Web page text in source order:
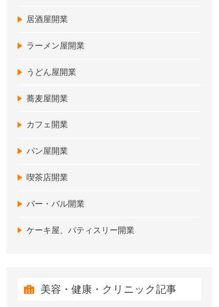
居酒屋開業
ラーメン屋開業
うどん屋開業
蕎麦屋開業
カフェ開業
パン屋開業
喫茶店開業
バー・バル開業
ケーキ屋、パティスリー開業
美容・健康・クリニック記事